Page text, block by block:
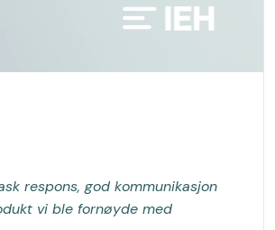
respons, god kommunikasjon
vi ble fornøyde med